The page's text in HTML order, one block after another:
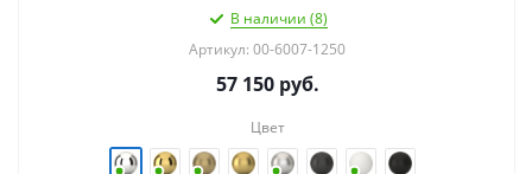
В наличии (8)
Артикул: 00-6007-1250
57 150руб.
Цвет